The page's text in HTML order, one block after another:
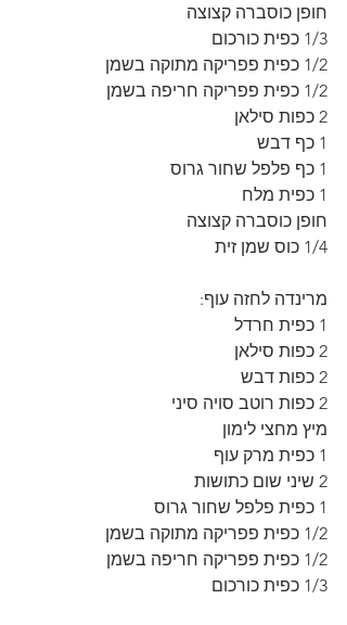
חופן כוסברה קצוצה
1/3 כפית כורכום
1/2 כפית פפריקה מתוקה בשמן
1/2 כפית פפריקה חריפה בשמן
2 כפות סילאן
1 כף דבש
1 כף פלפל שחור גרוס
1 כפית מלח
חופן כוסברה קצוצה
1/4 כוס שמן זית
מרינדה לחזה עוף:
1 כפית חרדל
2 כפות סילאן
2 כפות דבש
2 כפות רוטב סויה סיני
מיץ מחצי לימון
1 כפית מרק עוף
2 שיני שום כתושות
1 כפית פלפל שחור גרוס
1/2 כפית פפריקה מתוקה בשמן
1/2 כפית פפריקה חריפה בשמן
1/3 כפית כורכום